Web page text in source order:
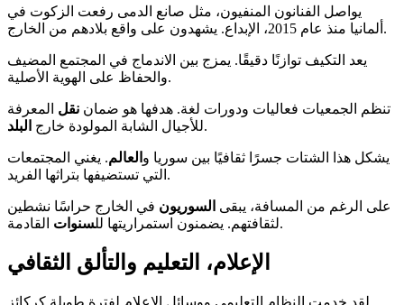
يواصل الفنانون المنفيون، مثل صانع الدمى رفعت الزكوت في
ألمانيا منذ عام 2015، الإبداع. يشهدون على واقع بلادهم من الخارج.
يعد التكيف توازنًا دقيقًا. يمزج بين الاندماج في المجتمع المضيف
والحفاظ على الهوية الأصلية.
تنظم الجمعيات فعاليات ودورات لغة. هدفها هو ضمان نقل المعرفة
للأجيال الشابة المولودة خارج البلد .
يشكل هذا الشتات جسرًا ثقافيًا بين سوريا و العالم. يغني المجتمعات
التي تستضيفها بتراثها الفريد.
على الرغم من المسافة، يبقى السوريون في الخارج حراسًا نشطين
لثقافتهم. يضمنون استمراريتها للسنوات القادمة.
الإعلام، التعليم والتألق الثقافي
لقد خدمت النظام التعليمي ووسائل الإعلام لفترة طويلة كركائز